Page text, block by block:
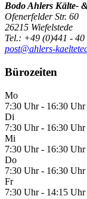
Bodo Ahlers Kälte-
Ofenerfelder Str. 60
26215 Wiefelstede
Tel.: +49 (0)441 - 40
post@ahlers-
Bürozeiten
Mo
7:30 Uhr - 16:30 Uhr
Di
7:30 Uhr - 16:30 Uhr
Mi
7:30 Uhr - 16:30 Uhr
Do
7:30 Uhr - 16:30 Uhr
Fr
7:30 Uhr - 14:15 Uhr